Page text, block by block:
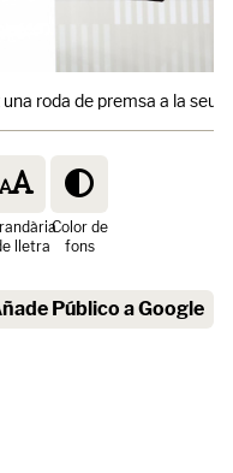
roda de premsa a la seu
lletra
Color de
fons
Público a Google